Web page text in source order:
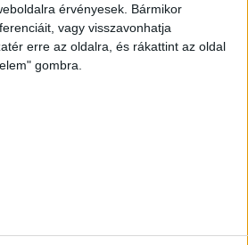
érvényesek. Bármikor
vagy visszavonhatja
erre az oldalra, és rákattint az oldal
gombra.